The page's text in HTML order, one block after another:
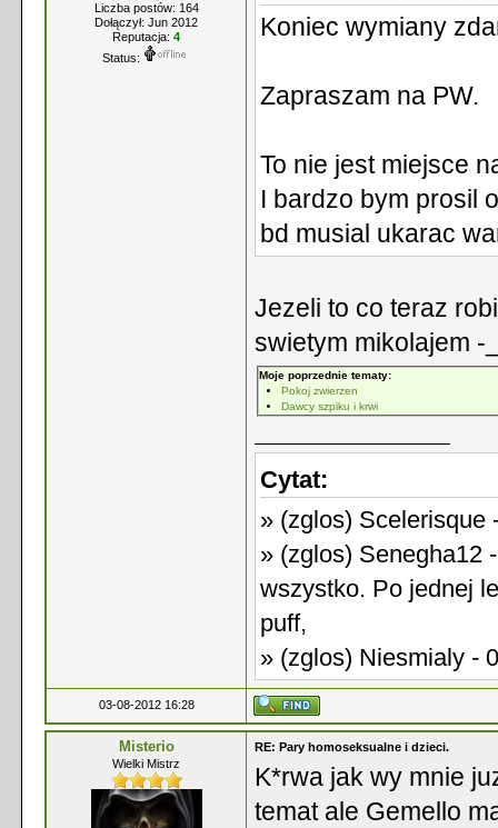
Liczba postów: 164
Dołączył: Jun 2012
Reputacja: 4
Status:
Koniec wymiany
Zapraszam na PW.
To nie jest miejsce
I bardzo bym prosil
bd musial ukarac
Jezeli to co teraz
swietym mikolajem
Moje poprzednie tematy:
Pokoj zwierzen
Dawcy szpiku i krwi
Cytat:
» (zglos) Scelerisque
» (zglos) Senegha12
wszystko. Po jednej
puff,
» (zglos) Niesmialy -
03-08-2012 16:28
Misterio
Wielki Mistrz
RE: Pary homoseksualne i dzieci.
K*rwa jak wy mnie
temat ale Gemello